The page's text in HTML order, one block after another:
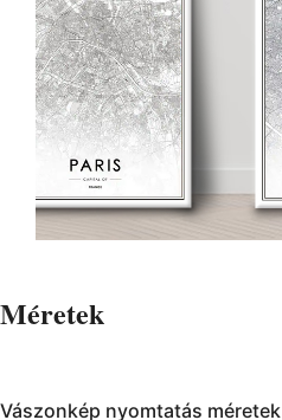
Méretek
Vászonkép nyomtatás méretek